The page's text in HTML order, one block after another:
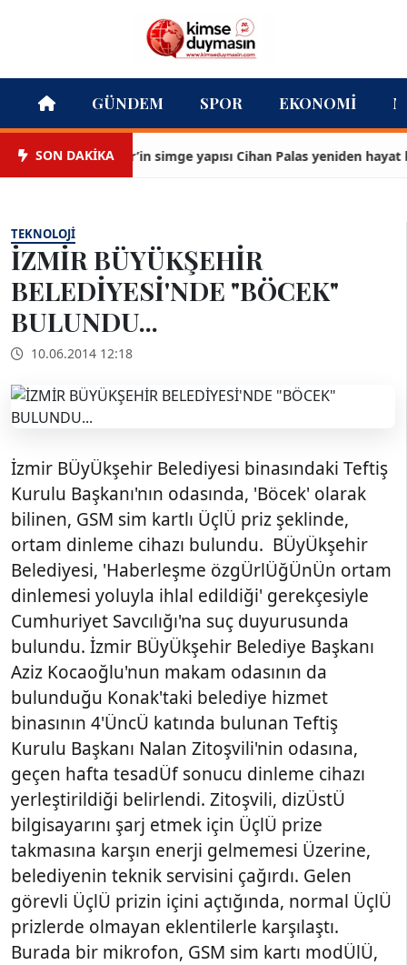
GÜNDEM SPOR EKONOMI
SON DAKİKA
İzmir’in simge yapısı Cihan Palas yeniden hayat
TEKNOLOJI
İZMİR BÜYÜKŞEHİR
BELEDİYESİ'NDE "BÖCEK"
BULUNDU...
10.06.2014 12:18
İzmir BÜyÜkşehir Belediyesi binasındaki Teftiş
Kurulu Başkanı'nın odasında, 'Böcek' olarak
bilinen, GSM sim kartlı ÜçlÜ priz şeklinde,
ortam dinleme cihazı bulundu. BÜyÜkşehir
Belediyesi, 'Haberleşme özgÜrlÜğÜnÜn ortam
dinlemesi yoluyla ihlal edildiği' gerekçesiyle
Cumhuriyet Savcılığı'na suç duyurusunda
bulundu. İzmir BÜyÜkşehir Belediye Başkanı
Aziz Kocaoğlu'nun makam odasının da
bulunduğu Konak'taki belediye hizmet
binasının 4'ÜncÜ katında bulunan Teftiş
Kurulu Başkanı Nalan Zitoşvili'nin odasına,
geçen hafta tesadÜf sonucu dinleme cihazı
yerleştirildiği belirlendi. Zitoşvili, dizÜstÜ
bilgisayarını şarj etmek için ÜçlÜ prize
takmasına karşın enerji gelmemesi Üzerine,
belediyenin teknik servisini çağırdı. Gelen
görevli ÜçlÜ prizin içini açtığında, normal ÜçlÜ
prizlerde olmayan eklentilerle karşılaştı.
Burada bir mikrofon, GSM sim kartı modÜlÜ,